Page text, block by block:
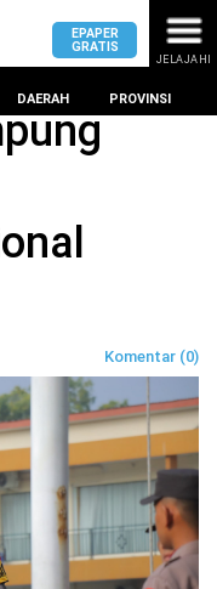
EPAPER
GRATIS
JELAJAHI
DAERAH PROVINSI
Komentar (0)